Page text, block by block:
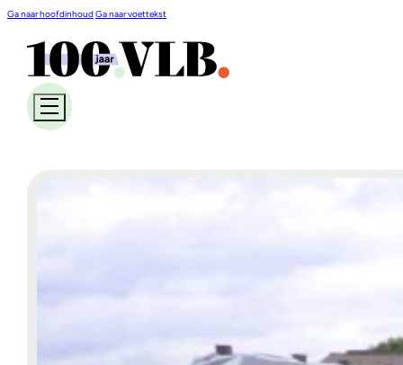
Ga naar hoofdinhoudGa naar voettekst